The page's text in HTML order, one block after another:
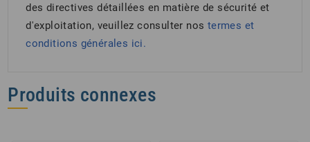
des directives détaillées en matière de sécurité et
d'exploitation, veuillez consulter nos termes et
conditions générales ici.
Produits connexes